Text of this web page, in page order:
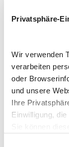
Privatsphäre-
Wir verwenden
verarbeiten
oder
und unsere
Ihre
Einwilligung, die